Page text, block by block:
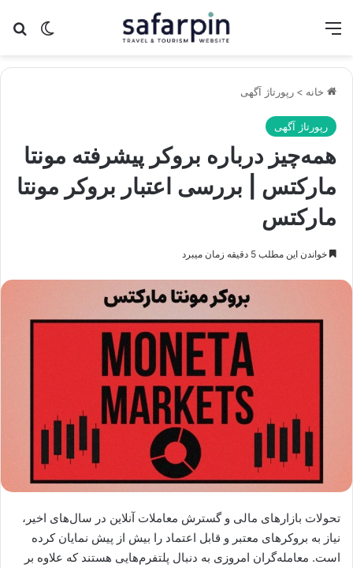
تغییر منو
خانه > رپورتاژ آگهی
رپورتاژ آگهی
همه‌چیز درباره بروکر پیشرفته مونتا
مارکتس | بررسی اعتبار بروکر مونتا
مارکتس
خواندن این مطلب 5 دقیقه زمان میبرد
تحولات بازارهای مالی و گسترش معاملات آنلاین در سال‌های اخیر،
نیاز به بروکرهای معتبر و قابل اعتماد را بیش از پیش نمایان کرده
است. معامله‌گران امروزی به دنبال پلتفرم‌هایی هستند که علاوه بر